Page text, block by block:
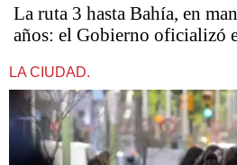
La ruta 3 hasta Bahía, en
años: el Gobierno oficializó
LA CIUDAD.